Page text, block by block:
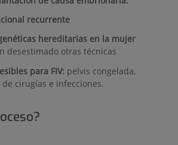
recurrente
hereditarias en la mujer
desestimado otras técnicas
para FIV: pelvis congelada,
cirugías e infecciones.